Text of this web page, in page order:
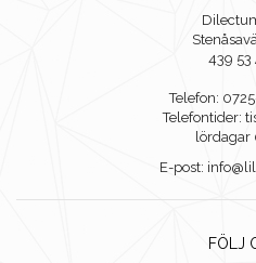
439 53
Telefon:
Telefontider:
lördagar
E-post:
FÖLJ